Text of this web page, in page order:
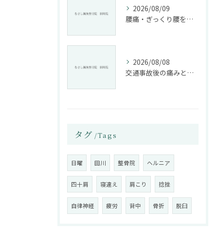
2026/08/09
腰痛・ぎっくり腰を根本改善する施術法とは
2026/08/08
交通事故後の痛みと姿勢改善に特化した整骨院の役割
タグ Tags
日曜 田川 整骨院 ヘルニア
四十肩 寝違え 肩こり 捻挫
自律神経 疲労 背中 骨折 脱臼